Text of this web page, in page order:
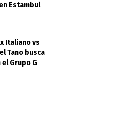
Estambul
Italiano vs
Tano busca
Grupo G